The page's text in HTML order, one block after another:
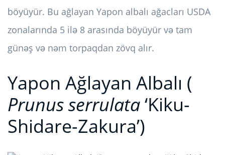
böyüyür. Bu ağlayan Yapon albalı ağacları USDA
zonalarında 5 ilə 8 arasında böyüyür və tam
günəş və nəm torpaqdan zövq alır.
Yapon Ağlayan Albalı (
Prunus serrulata‘Kiku-
Shidare-Zakura’)